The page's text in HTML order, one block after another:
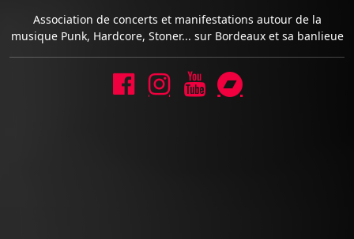
Association de concerts et manifestations autour de la
musique Punk, Hardcore, Stoner... sur Bordeaux et sa banlieue